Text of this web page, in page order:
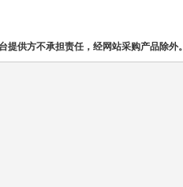
供方不承担责任，经网站采购产品除外。